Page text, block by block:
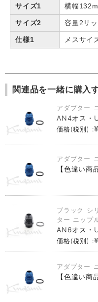
サイズ1 横幅
サイズ2 容量2リ
仕様1 メスサイ
関連品を一緒に購入
アダプター
AN4オス・
価格(税別) :
アダプター
【色違い
ブラック シ
ター ニップ
AN6オス・
価格(税別) :
アダプター
【色違い